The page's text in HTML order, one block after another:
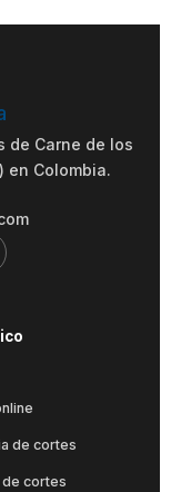
de cortes
cortes
de Carne de los
en Colombia.